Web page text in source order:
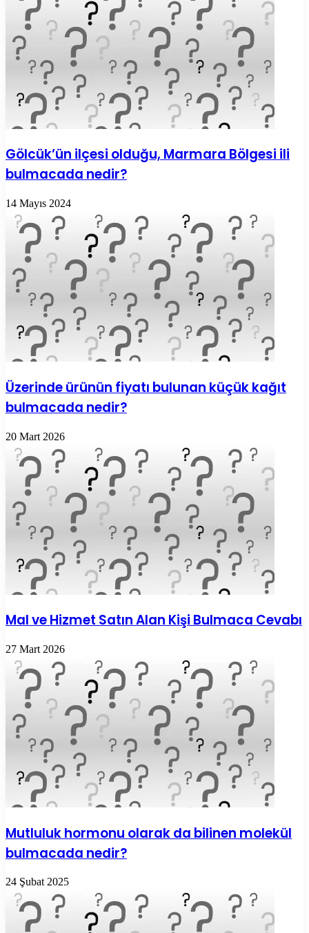
Gölcük’ün ilçesi olduğu, Marmara Bölgesi ili
bulmacada nedir?
14 Mayıs 2024
Üzerinde ürünün fiyatı bulunan küçük kağıt
bulmacada nedir?
20 Mart 2026
Mal ve Hizmet Satın Alan Kişi Bulmaca Cevabı
27 Mart 2026
Mutluluk hormonu olarak da bilinen molekül
bulmacada nedir?
24 Şubat 2025